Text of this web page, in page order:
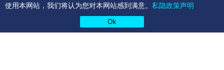
使用本网站，我们将认为您对本网站感到满意。 私隐政策声明
Ok